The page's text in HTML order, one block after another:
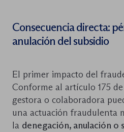
Consecuencia directa:
anulación del subsidio
El primer impacto del
Conforme al artículo 175
gestora o colaboradora
una actuación fraudulenta
la denegación, anulación o